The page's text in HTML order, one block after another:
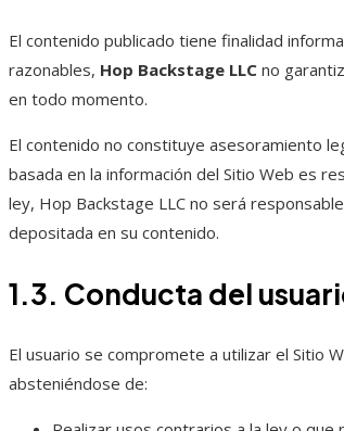
El contenido publicado tiene finalidad
razonables, Hop Backstage LLC no
en todo momento.
El contenido no constituye asesoramiento
basada en la información del Sitio Web es
ley, Hop Backstage LLC no será
depositada en su contenido.
1.3. Conducta del
El usuario se compromete a utilizar el Sitio
absteniéndose de: